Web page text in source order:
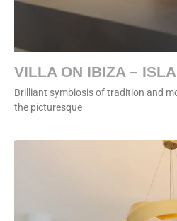
VILLA ON IBIZA –
Brilliant symbiosis of tradition and
the picturesque